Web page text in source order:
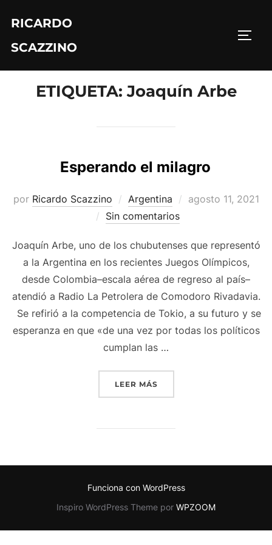
contenido
RICARDO
SCAZZINO
ETIQUETA:Joaquín Arbe
Esperando el milagro
por Ricardo Scazzino Argentina
Publicado
agosto 11, 2021
Sin comentarios
Joaquín Arbe, uno de los chubutenses que representó
a la Argentina en los recientes Juegos Olímpicos,
desde Colombia–escala aérea de regreso al país–
atendió a Radio La Petrolera de Comodoro Rivadavia.
Se refirió a la competencia de Tokio, a su futuro y se
esperanza en que «de una vez por todas los políticos
cumplan las …
LEER MÁS«ESPERANDO EL
Funciona con WordPress
Inspiro WordPress Theme por WPZOOM